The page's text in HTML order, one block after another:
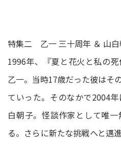
特集二 乙一 三十周年 ＆ 山白
1996年、『夏と花火と私の
乙一。当時17歳だった彼はそ
ていった。そのなかで2004
白朝子。怪談作家として唯
る。さらに新たな挑戦へと邁